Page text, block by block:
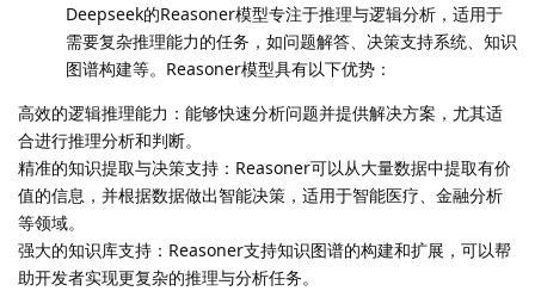
Deepseek的Reasoner模型专注于推理与逻辑分析，适用于
需要复杂推理能力的任务，如问题解答、决策支持系统、知识
图谱构建等。Reasoner模型具有以下优势：
高效的逻辑推理能力：能够快速分析问题并提供解决方案，尤其适
合进行推理分析和判断。
精准的知识提取与决策支持：Reasoner可以从大量数据中提取有价
值的信息，并根据数据做出智能决策，适用于智能医疗、金融分析
等领域。
强大的知识库支持：Reasoner支持知识图谱的构建和扩展，可以帮
助开发者实现更复杂的推理与分析任务。